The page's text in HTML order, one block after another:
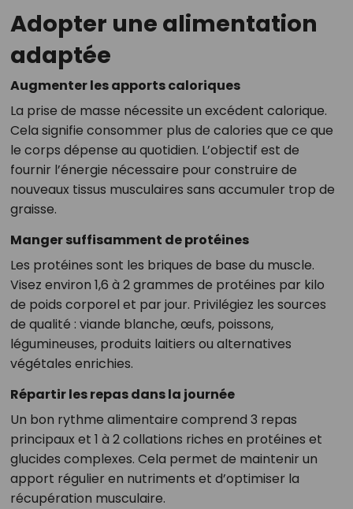
Adopter une alimentation
adaptée
Augmenter les apports caloriques
La prise de masse nécessite un excédent calorique.
Cela signifie consommer plus de calories que ce que
le corps dépense au quotidien. L’objectif est de
fournir l’énergie nécessaire pour construire de
nouveaux tissus musculaires sans accumuler trop de
graisse.
Manger suffisamment de protéines
Les protéines sont les briques de base du muscle.
Visez environ 1,6 à 2 grammes de protéines par kilo
de poids corporel et par jour. Privilégiez les sources
de qualité : viande blanche, œufs, poissons,
légumineuses, produits laitiers ou alternatives
végétales enrichies.
Répartir les repas dans la journée
Un bon rythme alimentaire comprend 3 repas
principaux et 1 à 2 collations riches en protéines et
glucides complexes. Cela permet de maintenir un
apport régulier en nutriments et d’optimiser la
récupération musculaire.